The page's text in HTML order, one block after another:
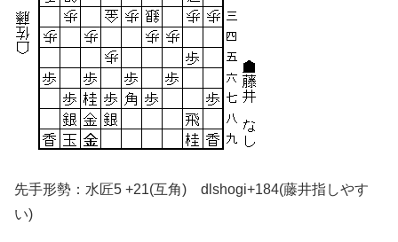
先手形勢：水匠5 +21(互角) dlshogi+184(藤井指しやす
い)